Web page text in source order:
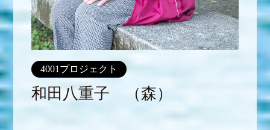
4001プロジェクト
和田八重子 （森）